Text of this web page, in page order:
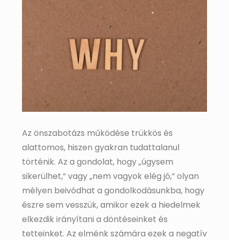
Az önszabotázs működése trükkös és
alattomos, hiszen gyakran tudattalanul
történik. Az a gondolat, hogy „úgysem
sikerülhet,” vagy „nem vagyok elég jó,” olyan
mélyen beivódhat a gondolkodásunkba, hogy
észre sem vesszük, amikor ezek a hiedelmek
elkezdik irányítani a döntéseinket és
tetteinket. Az elménk számára ezek a negatív